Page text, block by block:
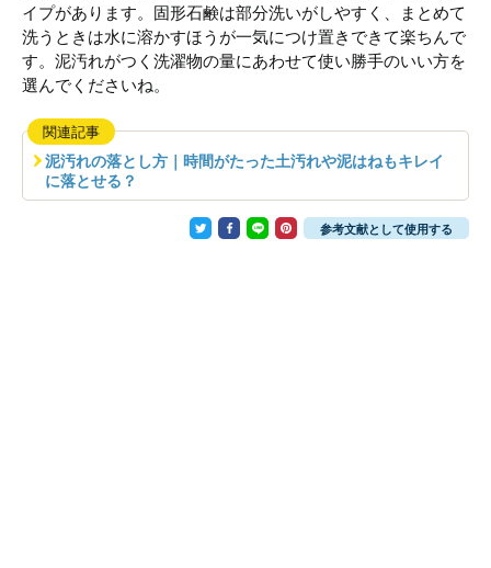
イプがあります。固形石鹸は部分洗いがしやすく、まとめて
洗うときは水に溶かすほうが一気につけ置きできて楽ちんで
す。泥汚れがつく洗濯物の量にあわせて使い勝手のいい方を
選んでくださいね。
関連記事
泥汚れの落とし方｜時間がたった土汚れや泥はねもキレイ
に落とせる？
参考文献として使用する